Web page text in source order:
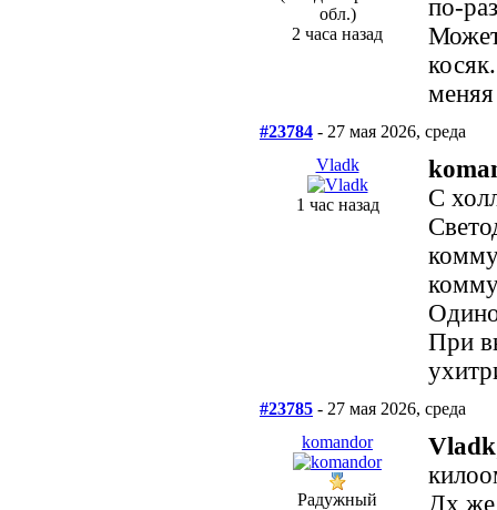
обл.)
2 часа назад
по-
#23784 - 27 мая 2026, среда
Vladk
1 час назад
С
При
#23785 - 27 мая 2026, среда
komandor
Радужный
Vladk
Дх же